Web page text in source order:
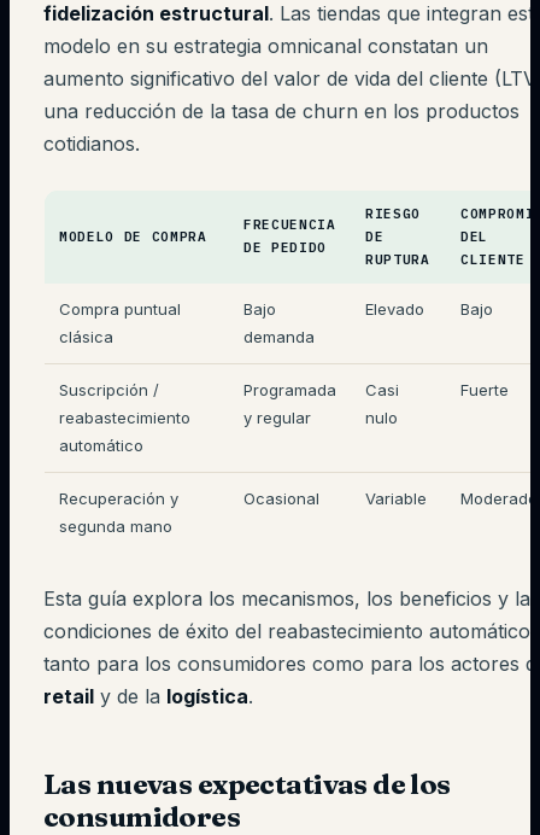
fidelización estructural. Las tiendas que integran
modelo en su estrategia omnicanal constatan un
aumento significativo del valor de vida del cliente
una reducción de la tasa de churn en los productos
cotidianos.
MODELO DE COMPRA
FRECUENCIA
DE PEDIDO
RIESGO
DE
RUPTURA
DEL
CLIENTE
Compra puntual
clásica
Bajo
demanda
Elevado Bajo
Suscripción /
reabastecimiento
automático
Programada
y regular
Casi
nulo
Fuerte
Recuperación y
segunda mano
Ocasional Variable Moderado
Esta guía explora los mecanismos, los beneficios y las
condiciones de éxito del reabastecimiento
tanto para los consumidores como para los actores
retail y de la logística.
Las nuevas expectativas de los
consumidores